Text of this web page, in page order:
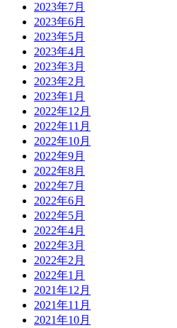
2023年7月
2023年6月
2023年5月
2023年4月
2023年3月
2023年2月
2023年1月
2022年12月
2022年11月
2022年10月
2022年9月
2022年8月
2022年7月
2022年6月
2022年5月
2022年4月
2022年3月
2022年2月
2022年1月
2021年12月
2021年11月
2021年10月